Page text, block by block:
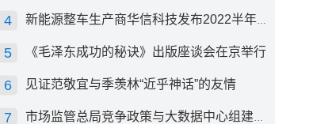
新能源整车生产商华信科技发布2022半年度报告 同比下滑2.92%
《毛泽东成功的秘诀》出版座谈会在京举行
见证范敬宜与季羡林“近乎神话”的友情
市场监管总局竞争政策与大数据中心组建成立